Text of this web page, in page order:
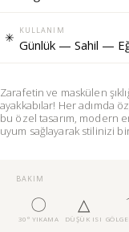
✳ KULLANIM
Günlük — Sahil —
Zarafetin ve maskülen
ayakkabılar! Her adımda
bu özel tasarım, modern
uyum sağlayarak stilinizi
BAKIM
〇
30° YIKAMA
△
DÜŞÜK ISI